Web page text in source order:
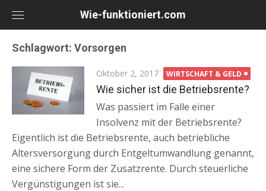
Wie-funktioniert.com
Schlagwort: Vorsorgen
Posted
on
Oktober 2, 2017 WIRTSCHAFT & GELD
Wie sicher ist die Betriebsrente?
Was passiert im Falle einer
Insolvenz mit der Betriebsrente?
Eigentlich ist die Betriebsrente, auch betriebliche
Altersversorgung durch Entgeltumwandlung genannt,
eine sichere Form der Zusatzrente. Durch steuerliche
Vergünstigungen ist sie...